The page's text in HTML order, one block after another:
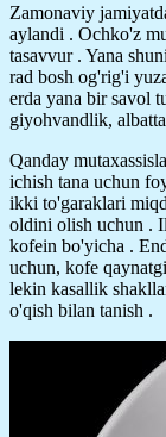
Zamonaviy
aylandi . Ochko'z
tasavvur . Yana
rad bosh og'rig'i
erda yana bir savol
giyohvandlik,
Qanday
ichish tana uchun
ikki to'garaklari
oldini olish uchun .
kofein bo'yicha .
uchun, kofe
lekin kasallik
o'qish bilan tanish .